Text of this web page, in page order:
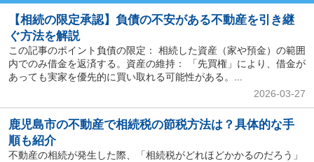
【相続の限定承認】負債の不安がある不動産を引き継
ぐ方法を解説
この記事のポイント負債の限定： 相続した資産（家や預金）の範囲
内でのみ借金を返済する。資産の維持： 「先買権」により、借金が
あっても実家を優先的に買い取れる可能性がある。...
2026-03-27
鹿児島市の不動産で相続税の節税方法は？具体的な手
順も紹介
不動産の相続が発生した際、「相続税がどれほどかかるのだろう」